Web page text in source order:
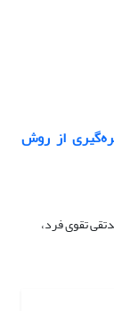
از روش
تقوی فرد،